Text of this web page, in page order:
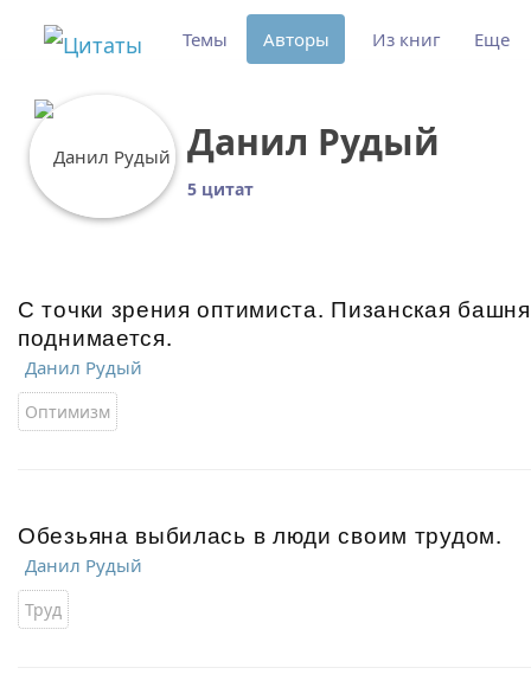
Данил Рудый
5 цитат
С точки зрения оптимиста. Пизанская
поднимается.
Данил Рудый
Оптимизм
Обезьяна выбилась в люди своим трудом.
Данил Рудый
Труд
Темы Авторы Из книг Еще